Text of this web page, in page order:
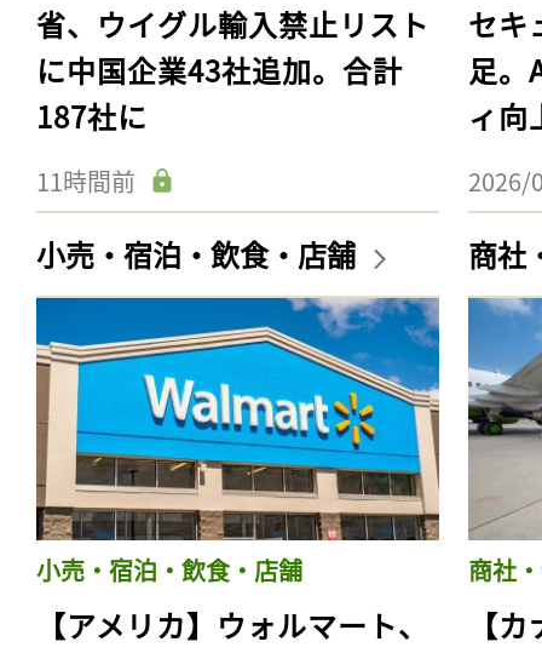
省、ウイグル輸入禁止リスト
に中国企業43社追加。合計
187社に
11時間前
セキ
足。
ィ向
2026/
小売・宿泊・飲食・店舗
小売・宿泊・飲食・店舗
【アメリカ】ウォルマート、
商社
商社
【